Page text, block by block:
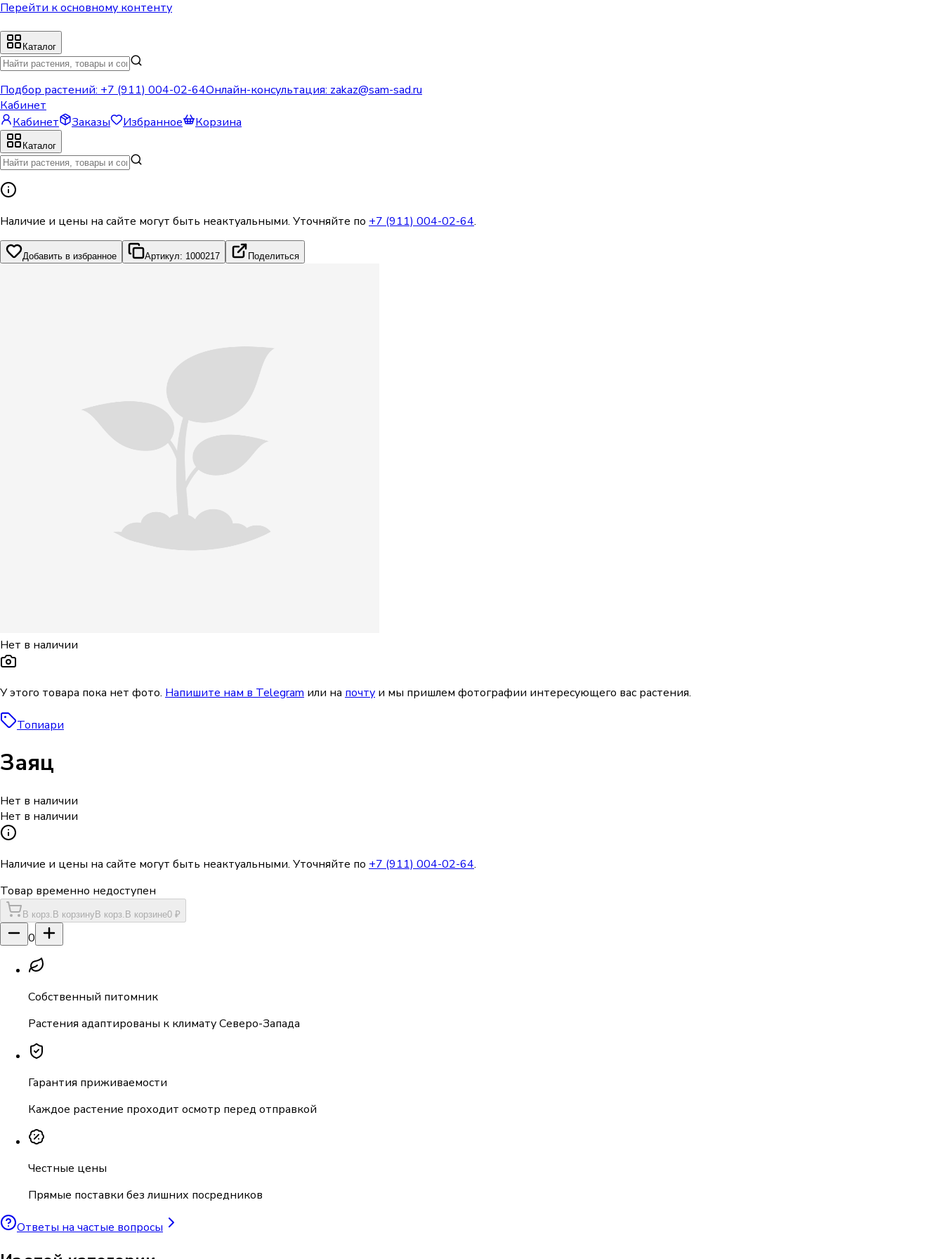
Перейти к основному контенту
Каталог
Подбор растений: +7 (911) 004-02-64Онлайн-консультация: zakaz@sam-sad.ru
Кабинет
Кабинет
Заказы Избранное Корзина
Каталог
Наличие и цены на сайте могут быть неактуальными. Уточняйте по +7 (911) 004-02-64.
Добавить в избранное Артикул: 1000217 Поделиться
Нет в наличии
У этого товара пока нет фото. Напишите нам в Telegram или на почту и мы пришлем фотографии интересующего вас растения.
Топиари
Заяц
Нет в наличии
Нет в наличии
Наличие и цены на сайте могут быть неактуальными. Уточняйте по +7 (911) 004-02-64.
Товар временно недоступен
В корз. В корзину В корз. В корзине0 ₽
0
Собственный питомник
Растения адаптированы к климату Северо-Запада
Гарантия приживаемости
Каждое растение проходит осмотр перед отправкой
Честные цены
Прямые поставки без лишних посредников
Ответы на частые вопросы